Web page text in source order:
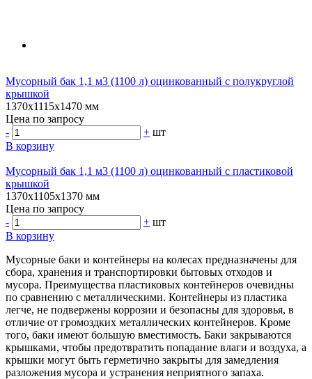
Мусорный бак 1,1 м3 (1100 л) оцинкованный с полукруглой
крышкой
1370х1115х1470 мм
Цена по запросу
-
+ шт
В корзину
Мусорный бак 1,1 м3 (1100 л) оцинкованный с пластиковой
крышкой
1370х1105х1370 мм
Цена по запросу
-
+ шт
В корзину
Мусорные баки и контейнеры на колесах предназначены для
сбора, хранения и транспортировки бытовых отходов и
мусора. Преимущества пластиковых контейнеров очевидны
по сравнению с металлическими. Контейнеры из пластика
легче, не подвержены коррозии и безопасны для здоровья, в
отличие от громоздких металлических контейнеров. Кроме
того, баки имеют большую вместимость. Баки закрываются
крышками, чтобы предотвратить попадание влаги и воздуха, а
крышки могут быть герметично закрыты для замедления
разложения мусора и устранения неприятного запаха.